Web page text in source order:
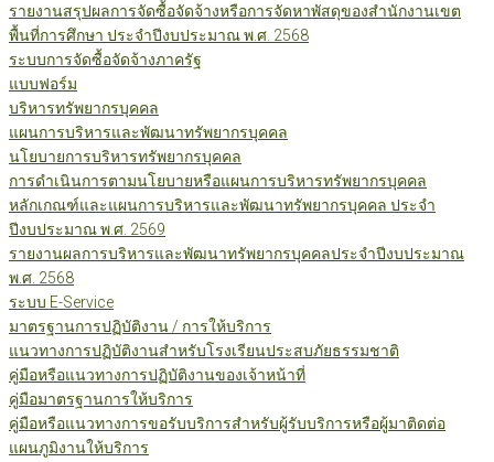
รายงานสรุปผลการจัดซื้อจัดจ้างหรือการจัดหาพัสดุของสำนักงานเขต
พื้นที่การศึกษา ประจำปีงบประมาณ พ.ศ. 2568
ระบบการจัดซื้อจัดจ้างภาครัฐ
แบบฟอร์ม
บริหารทรัพยากรบุคคล
แผนการบริหารและพัฒนาทรัพยากรบุคคล
นโยบายการบริหารทรัพยากรบุคคล
การดำเนินการตามนโยบายหรือแผนการบริหารทรัพยากรบุคคล
หลักเกณฑ์และแผนการบริหารและพัฒนาทรัพยากรบุคคล ประจำ
ปีงบประมาณ พ.ศ. 2569
รายงานผลการบริหารและพัฒนาทรัพยากรบุคคลประจำปีงบประมาณ
พ.ศ. 2568
ระบบ E-Service
มาตรฐานการปฏิบัติงาน / การให้บริการ
แนวทางการปฏิบัติงานสำหรับโรงเรียนประสบภัยธรรมชาติ
คู่มือหรือแนวทางการปฏิบัติงานของเจ้าหน้าที่
คู่มือมาตรฐานการให้บริการ
คู่มือหรือแนวทางการขอรับบริการสำหรับผู้รับบริการหรือผู้มาติดต่อ
แผนภูมิงานให้บริการ